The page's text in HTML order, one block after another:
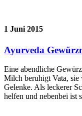
1 Juni 2015
Ayurveda
Eine abendliche
Milch beruhigt Vata, sie
Gelenke. Als leckerer
helfen und nebenbei ist